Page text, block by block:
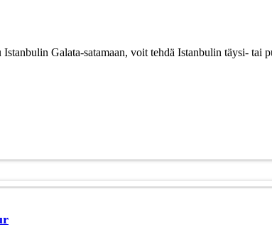
Galata-satamaan, voit tehdä Istanbulin täysi- tai